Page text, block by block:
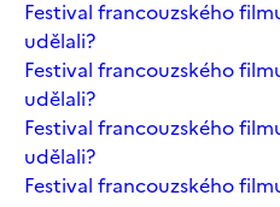
Festival francouzského
udělali?
Festival francouzského
udělali?
Festival francouzského
udělali?
Festival francouzského